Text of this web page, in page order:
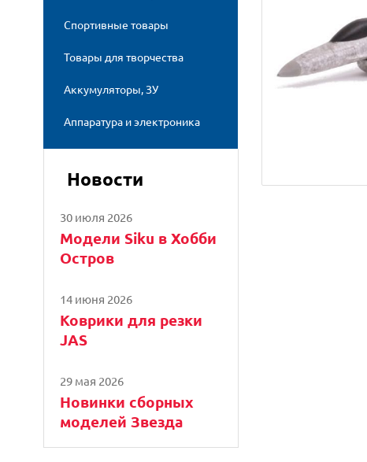
Спортивные товары
Товары для творчества
Аккумуляторы, ЗУ
Аппаратура и электроника
Новости
30 июля 2026
Модели Siku в Хобби
Остров
14 июня 2026
Коврики для резки
JAS
29 мая 2026
Новинки сборных
моделей Звезда